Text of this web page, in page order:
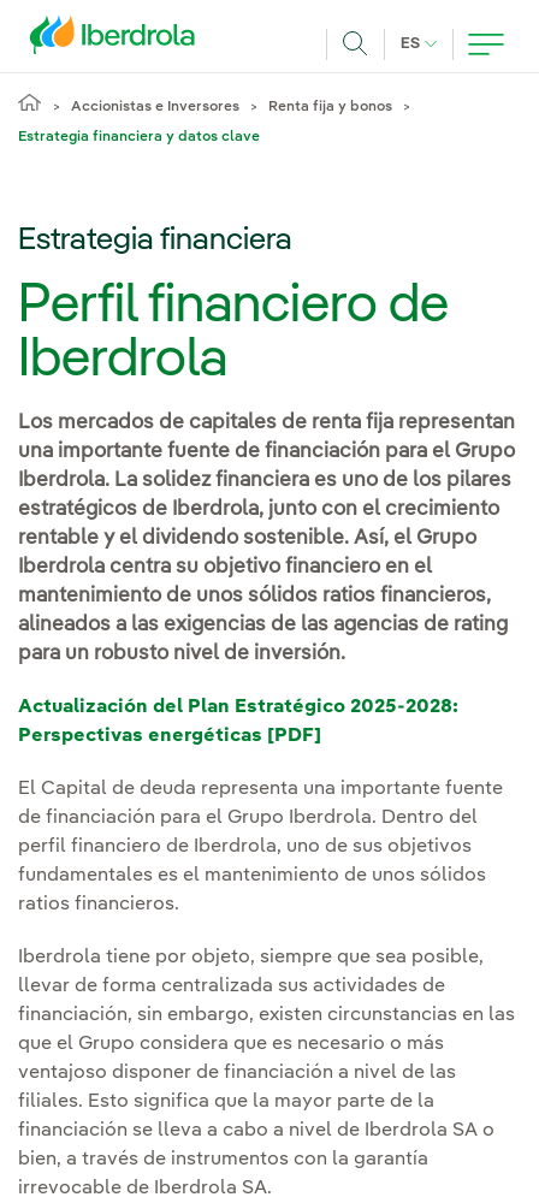
ES IDIOMA
Accionistas e Inversores Renta fija y bonos
Estrategia financiera y datos clave
Estrategia financiera
Perfil financiero de
Iberdrola
Los mercados de capitales de renta fija representan
una importante fuente de financiación para el Grupo
Iberdrola. La solidez financiera es uno de los pilares
estratégicos de Iberdrola, junto con el crecimiento
rentable y el dividendo sostenible. Así, el Grupo
Iberdrola centra su objetivo financiero en el
mantenimiento de unos sólidos ratios financieros,
alineados a las exigencias de las agencias de rating
para un robusto nivel de inversión.
Actualización del Plan Estratégico 2025-2028:
Perspectivas energéticas [PDF]
El Capital de deuda representa una importante fuente
de financiación para el Grupo Iberdrola. Dentro del
perfil financiero de Iberdrola, uno de sus objetivos
fundamentales es el mantenimiento de unos sólidos
ratios financieros.
Iberdrola tiene por objeto, siempre que sea posible,
llevar de forma centralizada sus actividades de
financiación, sin embargo, existen circunstancias en las
que el Grupo considera que es necesario o más
ventajoso disponer de financiación a nivel de las
filiales. Esto significa que la mayor parte de la
financiación se lleva a cabo a nivel de Iberdrola SA o
bien, a través de instrumentos con la garantía
irrevocable de Iberdrola SA.